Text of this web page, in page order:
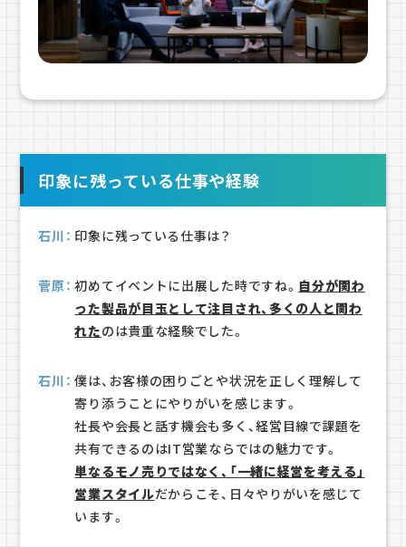
印象に残っている仕事や経験
石川： 印象に残っている仕事は？
菅原： 初めてイベントに出展した時ですね。 自分が関わ
った製品が目玉として注目され、多くの人と関わ
れたのは貴重な経験でした。
石川： 僕は、お客様の困りごとや状況を正しく理解して
寄り添うことにやりがいを感じます。
社長や会長と話す機会も多く、経営目線で課題を
共有できるのはIT営業ならではの魅力です。
単なるモノ売りではなく、「一緒に経営を考える」
営業スタイルだからこそ、日々やりがいを感じて
います。